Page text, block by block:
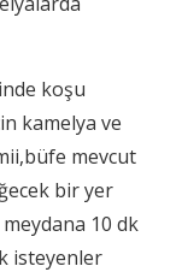
koşu
kamelya ve
mevcut
bir yer
10 dk
isteyenler